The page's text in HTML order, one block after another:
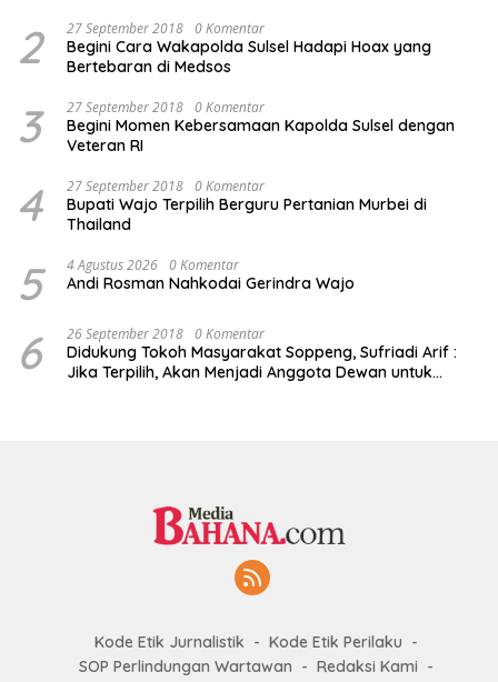
2 27 September 2018 0 Komentar
Begini Cara Wakapolda Sulsel Hadapi Hoax yang
Bertebaran di Medsos
3 27 September 2018 0 Komentar
Begini Momen Kebersamaan Kapolda Sulsel dengan
Veteran RI
4 27 September 2018 0 Komentar
Bupati Wajo Terpilih Berguru Pertanian Murbei di
Thailand
5 4 Agustus 2026 0 Komentar
Andi Rosman Nahkodai Gerindra Wajo
6 26 September 2018 0 Komentar
Didukung Tokoh Masyarakat Soppeng, Sufriadi Arif :
Jika Terpilih, Akan Menjadi Anggota Dewan untuk
Kode Etik Jurnalistik
Kode Etik Perilaku
SOP Perlindungan Wartawan
Redaksi Kami